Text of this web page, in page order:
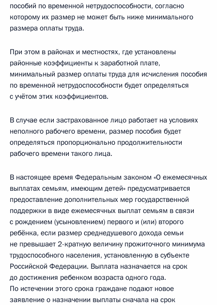
пособий по временной нетрудоспособности, согласно
которому их размер не может быть ниже минимального
размера оплаты труда.
При этом в районах и местностях, где установлены
районные коэффициенты к заработной плате,
минимальный размер оплаты труда для исчисления пособия
по временной нетрудоспособности будет определяться
с учётом этих коэффициентов.
В случае если застрахованное лицо работает на условиях
неполного рабочего времени, размер пособия будет
определяться пропорционально продолжительности
рабочего времени такого лица.
В настоящее время Федеральным законом «О ежемесячных
выплатах семьям, имеющим детей» предусматривается
предоставление дополнительных мер государственной
поддержки в виде ежемесячных выплат семьям в связи
с рождением (усыновлением) первого и (или) второго
ребёнка, если размер среднедушевого дохода семьи
не превышает 2-кратную величину прожиточного минимума
трудоспособного населения, установленную в субъекте
Российской Федерации. Выплата назначается на срок
до достижения ребенком возраста одного года.
По истечении этого срока граждане подают новое
заявление о назначении выплаты сначала на срок